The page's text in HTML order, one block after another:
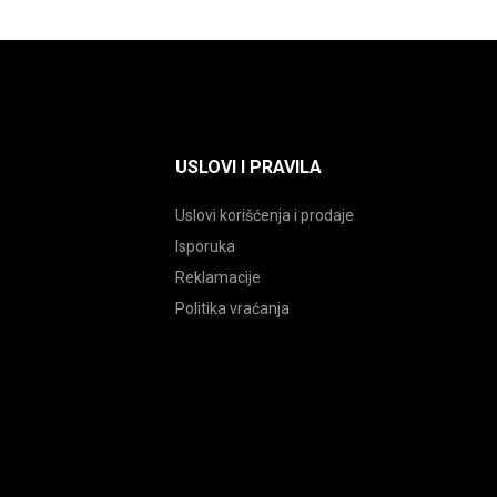
USLOVI I PRAVILA
Uslovi korišćenja i prodaje
Isporuka
Reklamacije
Politika vraćanja